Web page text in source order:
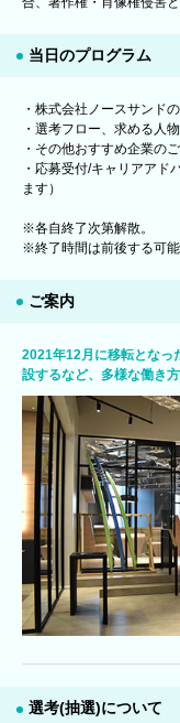
当日のプログラム
・株式会社ノースサンド
・選考フロー、求める人
・その他おすすめ企業の
・応募受付/キャリアアド
ます）
※各自終了次第解散。
※終了時間は前後する可能
ご案内
2021年12月に移転となっ
設するなど、多様な働き
選考(抽選)について